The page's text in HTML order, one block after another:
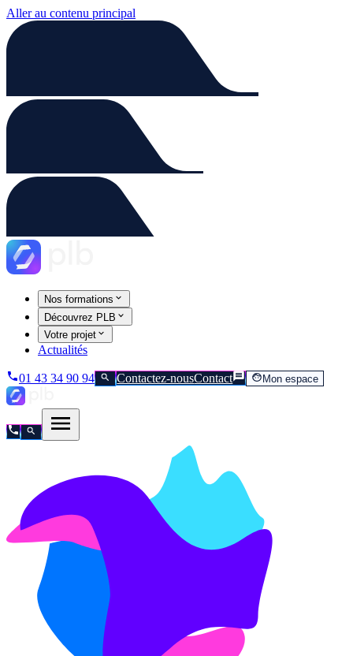
Aller au contenu principal
Nos formations
Découvrez PLB
Votre projet
Actualités
01 43 34 90 94 Contactez-nousContact Mon espace